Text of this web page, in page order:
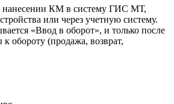
нанесении КМ в систему ГИС МТ,
или через учетную систему.
«Ввод в оборот», и только после
обороту (продажа, возврат,